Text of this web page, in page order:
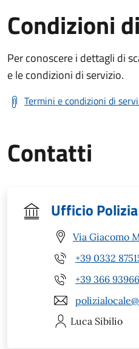
Condizioni
Per conoscere i dettagli di
e le condizioni di servizio.
Termini e condizioni di
Contatti
Ufficio
Via Giacomo
+39 0332
+39 366
Luca Sibilio